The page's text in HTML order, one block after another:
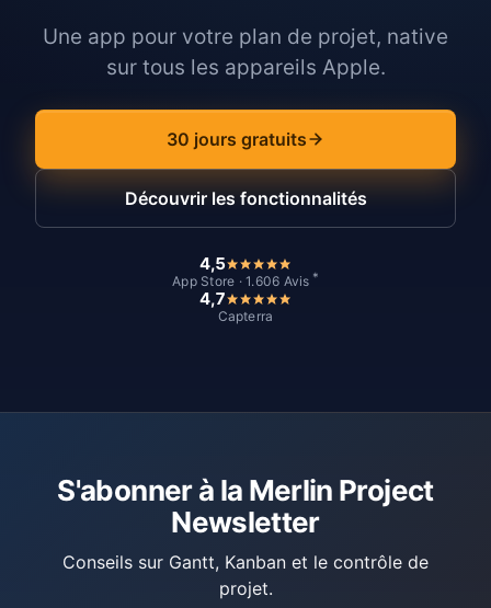
Une app pour votre plan de projet, native
sur tous les appareils Apple.
30 jours gratuits
Découvrir les fonctionnalités
4,5
App Store · 1.606 Avis *
4,7
Capterra
S'abonner à la Merlin Project
Newsletter
Conseils sur Gantt, Kanban et le contrôle de
projet.